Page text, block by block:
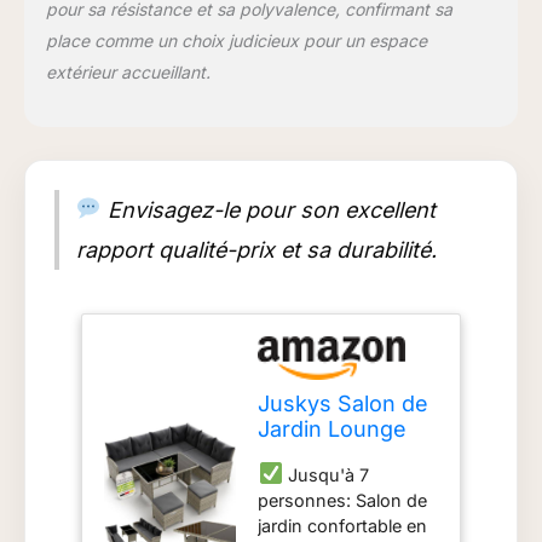
servent de repose-
pieds ou de places
polyrattan tressé
résistant aux
intempéries et aux
rayons UV ; matériau
déchirure et
indéformable tout en
étant élastique
permetant de
s'asseoir
confortablement,
même sans coussin
Construction
stable: Grâce à leur
pour sa résistance et sa polyvalence, confirmant sa
place comme un choix judicieux pour un espace
extérieur accueillant.
Envisagez-le pour son excellent
rapport qualité-prix et sa durabilité.
Juskys Salon de
Jardin Lounge
polyrotin Gris
moucheté - avec
canapé, Table, 2
Jusqu'à 7
personnes: Salon de
jardin confortable en